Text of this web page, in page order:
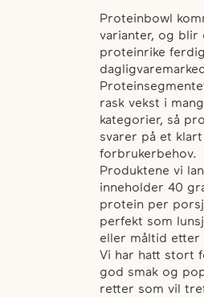
Proteinbowl
varianter, og blir
proteinrike
rask vekst i
kategorier, så
svarer på et klart
forbrukerbehov.
Produktene vi
inneholder 40
protein per
perfekt som
eller måltid etter
Vi har hatt stort
god smak og
retter som vil